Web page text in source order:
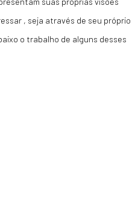
, seja através de seu próprio
o trabalho de alguns desses